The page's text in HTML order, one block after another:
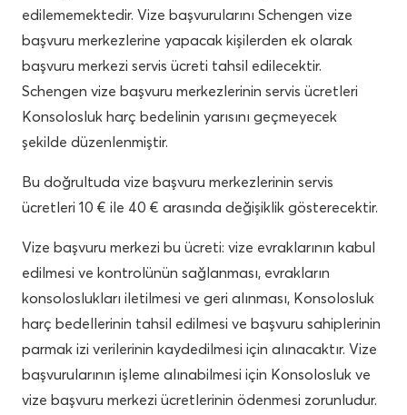
edilememektedir. Vize başvurularını Schengen vize
başvuru merkezlerine yapacak kişilerden ek olarak
başvuru merkezi servis ücreti tahsil edilecektir.
Schengen vize başvuru merkezlerinin servis ücretleri
Konsolosluk harç bedelinin yarısını geçmeyecek
şekilde düzenlenmiştir.
Bu doğrultuda vize başvuru merkezlerinin servis
ücretleri 10 € ile 40 € arasında değişiklik gösterecektir.
Vize başvuru merkezi bu ücreti: vize evraklarının kabul
edilmesi ve kontrolünün sağlanması, evrakların
konsoloslukları iletilmesi ve geri alınması, Konsolosluk
harç bedellerinin tahsil edilmesi ve başvuru sahiplerinin
parmak izi verilerinin kaydedilmesi için alınacaktır. Vize
başvurularının işleme alınabilmesi için Konsolosluk ve
vize başvuru merkezi ücretlerinin ödenmesi zorunludur.